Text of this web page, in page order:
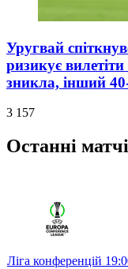
Уругвай
ризикує
зникла, інший
3 157
Останні
Ліга конференцій